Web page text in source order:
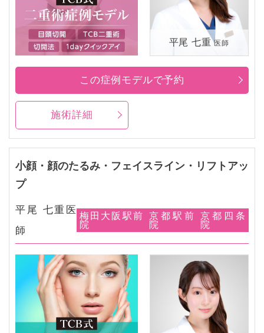
平尾 七重 医師
施術詳細
この症例モデルで予約
小顔・顔のたるみ・フェイスライン・リフトアッ
プ
平尾 七重医
師
梅田大阪駅前
院
京都駅前
院
京都四条
院